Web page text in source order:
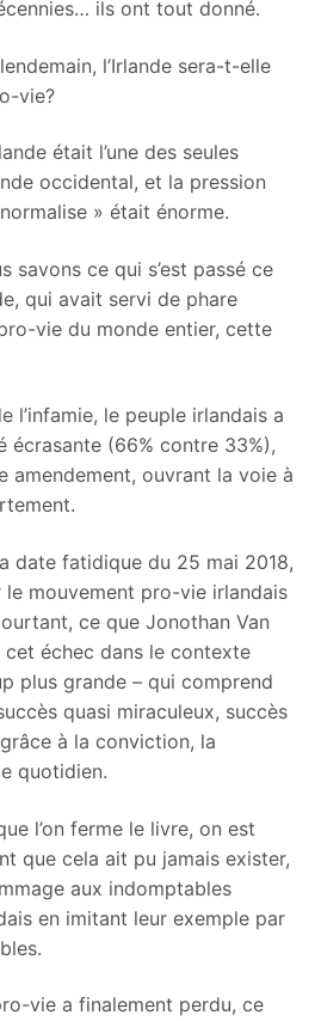
ils ont tout donné.
l’Irlande sera-t-elle
vie?
était l’une des seules
occidental, et la pression
» était énorme.
savons ce qui s’est passé ce
qui avait servi de phare
vie du monde entier, cette
l’infamie, le peuple irlandais a
écrasante (66% contre 33%),
amendement, ouvrant la voie à
date fatidique du 25 mai 2018,
mouvement pro-vie irlandais
ce que Jonothan Van
échec dans le contexte
plus grande – qui comprend
quasi miraculeux, succès
à la conviction, la
quotidien.
l’on ferme le livre, on est
que cela ait pu jamais exister,
aux indomptables
en imitant leur exemple par
vie a finalement perdu, ce